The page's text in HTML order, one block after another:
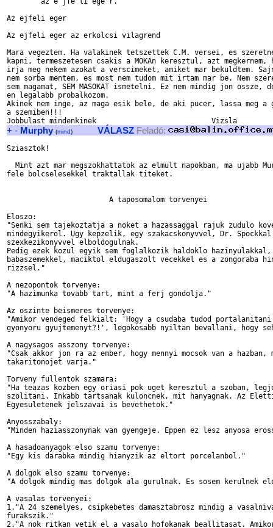
Az ejfeli eger
Az ejfeli eger az erkolcsi vilagrend
Mara vegeztem. Ha valakinek tetszettek C.M. versei, es
kapni, termeszetesen csakis a MOKAn keresztul, azt megkernem,
irja meg nekem azokat a verscimeket, amiket mar bekuldtem.
nem sorba mentem, es most nem tudom mit irtam mar be. Nem
sem magamat, SEM MASOKAT ismetelni. Ez nem mindig jon ossze,
en legalabb probalkozom.
Akinek nem inge, az maga esik bele, de aki pucer, lassa meg a
a szemiben!!!
+ - Murphy (mind) VÁLASZ Feladó:
Sziasztok!
Mint azt mar megszokhattatok az elmult napokban, ma ujabb
fele bolcselesekkel traktallak titeket.
Eloszo:
"Senki sem tajekoztatja a noket a hazassaggal rajuk zudulo
mindegyikerol. Ugy kepzelik, egy szakacskonyvvel, Dr.
szexkezikonyvvel elboldogulnak.
Pedig ezek kozul egyik sem foglalkozik haldoklo hazinyulakkal,
babaszemekkel, maciktol eldugaszolt vecekkel es a zongoraba
rizzsel."
A nezopontok torvenye:
"A hazimunka tovabb tart, mint a ferj gondolja."
Az oszinte beismeres torvenye:
"Amikor vendeged felkialt: 'Hogy a csudaba tudod
gyonyoru gyujtemenyt?!', legokosabb nyiltan bevallani, hogy
A nagysagos asszony torvenye:
"Csak akkor jon ra az ember, hogy mennyi mocsok van a hazban,
takaritonojet varja."
Torveny fullentok szamara:
"Ha teazas kozben egy oriasi pok uget keresztul a szoban,
szolitani. Inkabb tartsanak kuloncnek, mit hanyagnak. Az
Egyesuletenek jelszavai is bevethetok."
Anyosszabaly:
"Minden haziasszonynak van gyengeje. Eppen ez lesz anyosa
A hasadoanyagok elso szamu torvenye:
"Egy kis darabka mindig hianyzik az eltort porcelanbol."
A dolgok elso szamu torvenye:
"A dolgok mindig mas dolgok ala gurulnak. Es sosem kerulnek
A vasalas torvenyei:
1."A 24 szemelyes, csipkebetes damasztabrosz mindig a
furakszik."
2."A nok ritkan vetik el a vasalo hofokanak beallitasat.